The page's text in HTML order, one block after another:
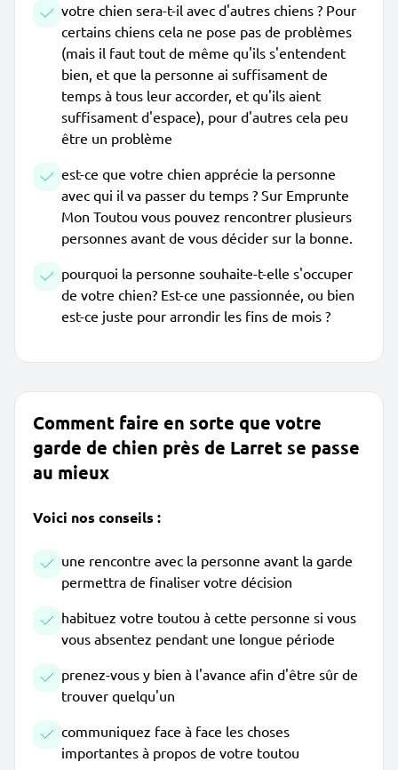
votre chien sera-t-il avec d'autres chiens ? Pour
certains chiens cela ne pose pas de problèmes
(mais il faut tout de même qu'ils s'entendent
bien, et que la personne ai suffisament de
temps à tous leur accorder, et qu'ils aient
suffisament d'espace), pour d'autres cela peu
être un problème
est-ce que votre chien apprécie la personne
avec qui il va passer du temps ? Sur Emprunte
Mon Toutou vous pouvez rencontrer plusieurs
personnes avant de vous décider sur la bonne.
pourquoi la personne souhaite-t-elle s'occuper
de votre chien? Est-ce une passionnée, ou bien
est-ce juste pour arrondir les fins de mois ?
Comment faire en sorte que votre
garde de chien près de Larret se passe
au mieux
Voici nos conseils :
une rencontre avec la personne avant la garde
permettra de finaliser votre décision
habituez votre toutou à cette personne si vous
vous absentez pendant une longue période
prenez-vous y bien à l'avance afin d'être sûr de
trouver quelqu'un
communiquez face à face les choses
importantes à propos de votre toutou